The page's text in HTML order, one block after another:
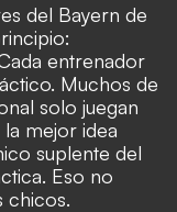
del Bayern de
entrenador
Muchos de
solo juegan
mejor idea
suplente del
Eso no
chicos.